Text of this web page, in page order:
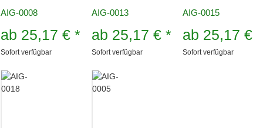
AIG-0008
ab 25,17 €*
Sofort verfügbar
AIG-0013
ab 25,17 €*
Sofort verfügbar
AIG-0015
ab 25,17 €
Sofort verfügbar